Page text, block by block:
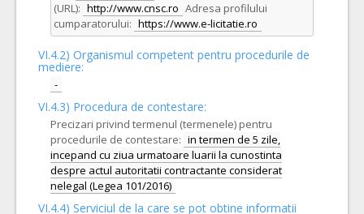
(URL): http://www.cnsc.ro Adresa profilului
cumparatorului: https://www.e-licitatie.ro
VI.4.2) Organismul competent pentru procedurile de
mediere:
-
VI.4.3) Procedura de contestare:
Precizari privind termenul (termenele) pentru
procedurile de contestare: in termen de 5 zile,
incepand cu ziua urmatoare luarii la cunostinta
despre actul autoritatii contractante considerat
nelegal (Legea 101/2016)
VI.4.4) Serviciul de la care se pot obtine informatii